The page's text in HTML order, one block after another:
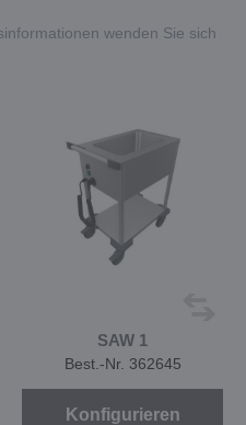
wenden Sie sich
SAW 1
Best.-Nr. 362645
Konfigurieren